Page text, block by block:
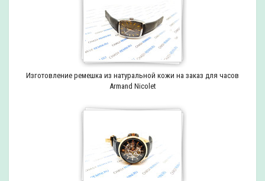
Изготовление ремешка из натуральной кожи на заказ для часов
Armand Nicolet